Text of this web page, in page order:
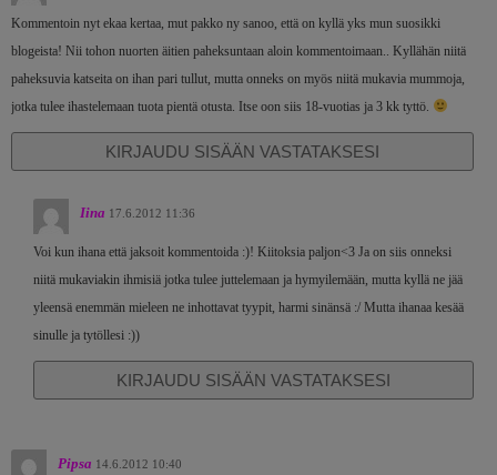
Kommentoin nyt ekaa kertaa, mut pakko ny sanoo, että on kyllä yks mun suosikki
blogeista! Nii tohon nuorten äitien paheksuntaan aloin kommentoimaan.. Kyllähän niitä
paheksuvia katseita on ihan pari tullut, mutta onneks on myös niitä mukavia mummoja,
jotka tulee ihastelemaan tuota pientä otusta. Itse oon siis 18-vuotias ja 3 kk tyttö.
KIRJAUDU SISÄÄN VASTATAKSESI
Iina 17.6.2012 11:36
Voi kun ihana että jaksoit kommentoida :)! Kiitoksia paljon<3 Ja on siis onneksi
niitä mukaviakin ihmisiä jotka tulee juttelemaan ja hymyilemään, mutta kyllä ne jää
yleensä enemmän mieleen ne inhottavat tyypit, harmi sinänsä :/ Mutta ihanaa kesää
sinulle ja tytöllesi :))
KIRJAUDU SISÄÄN VASTATAKSESI
Pipsa 14.6.2012 10:40